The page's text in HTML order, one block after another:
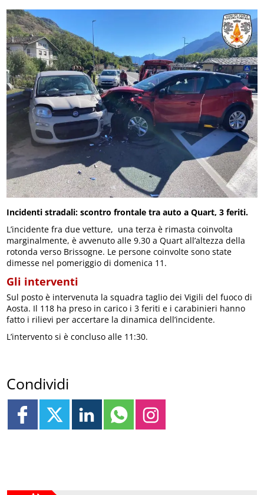
Incidenti stradali: scontro frontale tra auto a Quart, 3 feriti.
L’incidente fra due vetture, una terza è rimasta coinvolta
marginalmente, è avvenuto alle 9.30 a Quart all’altezza della
rotonda verso Brissogne. Le persone coinvolte sono state
dimesse nel pomeriggio di domenica 11.
Gli interventi
Sul posto è intervenuta la squadra taglio dei Vigili del fuoco di
Aosta. Il 118 ha preso in carico i 3 feriti e i carabinieri hanno
fatto i rilievi per accertare la dinamica dell’incidente.
L’intervento si è concluso alle 11:30.
Condividi